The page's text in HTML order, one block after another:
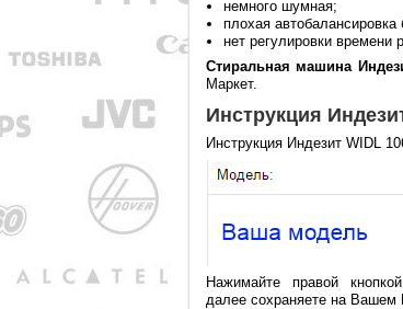
немного шумная;
плохая автобалансировка
нет регулировки времени
Стиральная машина
Маркет.
Инструкция
Инструкция Индезит WIDL
Нажимайте правой
далее сохраняете на Вашем